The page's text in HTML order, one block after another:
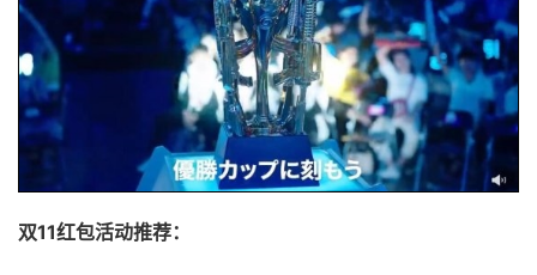
双11红包活动推荐：